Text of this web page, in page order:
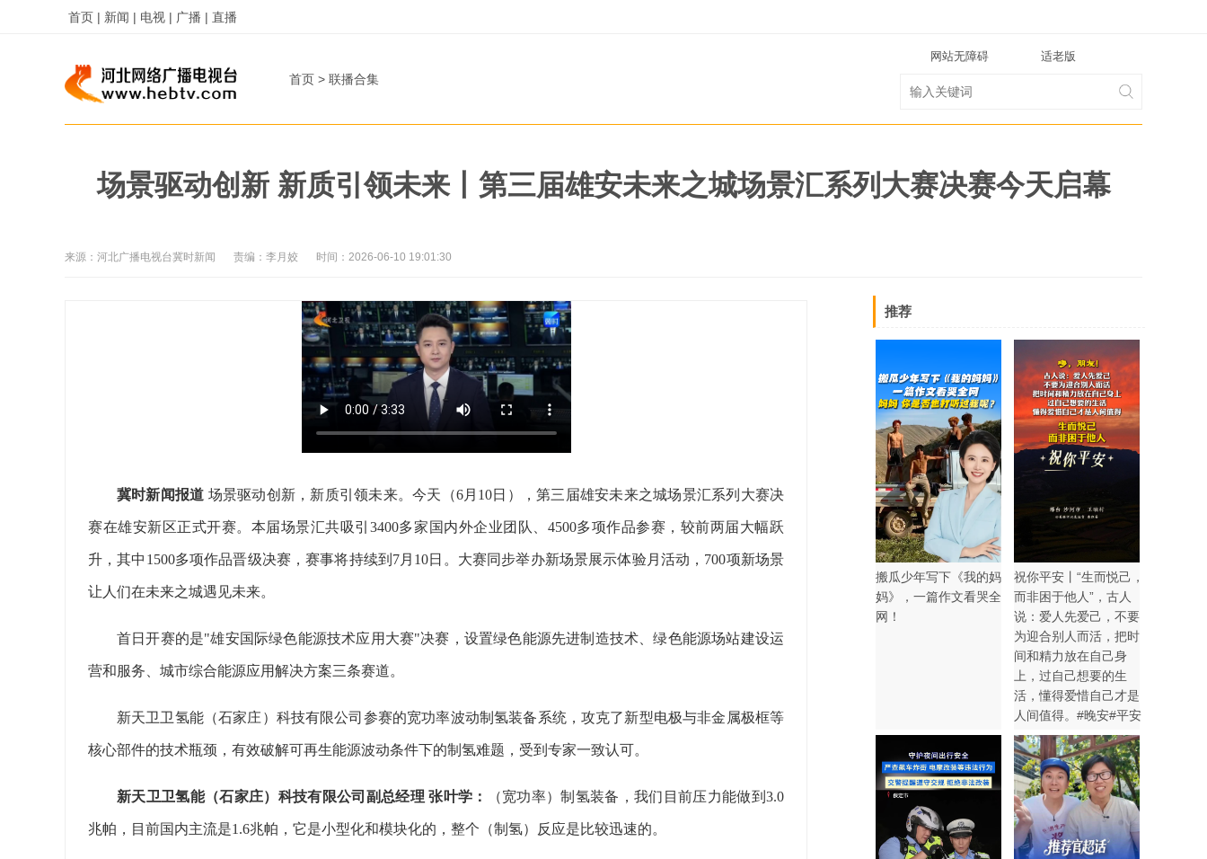
首页 | 新闻 | 电视 | 广播 | 直播
首页 > 联播合集
网站无障碍 适老版
场景驱动创新 新质引领未来丨第三届雄安未来之城场景汇系列大赛决赛今天启幕
来源： 河北广播电视台冀时新闻 责编： 李月姣 时间： 2026-06-10 19:01:30
冀时新闻报道 场景驱动创新，新质引领未来。今天（6月10日），第三届雄安未来之城场景汇系列大赛决
赛在雄安新区正式开赛。本届场景汇共吸引3400多家国内外企业团队、4500多项作品参赛，较前两届大幅跃
升，其中1500多项作品晋级决赛，赛事将持续到7月10日。大赛同步举办新场景展示体验月活动，700项新场景
让人们在未来之城遇见未来。
首日开赛的是"雄安国际绿色能源技术应用大赛"决赛，设置绿色能源先进制造技术、绿色能源场站建设运
营和服务、城市综合能源应用解决方案三条赛道。
新天卫卫氢能（石家庄）科技有限公司参赛的宽功率波动制氢装备系统，攻克了新型电极与非金属极框等
核心部件的技术瓶颈，有效破解可再生能源波动条件下的制氢难题，受到专家一致认可。
新天卫卫氢能（石家庄）科技有限公司副总经理 张叶学： （宽功率）制氢装备，我们目前压力能做到3.0
兆帕，目前国内主流是1.6兆帕，它是小型化和模块化的，整个（制氢）反应是比较迅速的。
推荐
搬瓜少年写下《我的妈
妈》，一篇作文看哭全
网！
祝你平安丨“生而悦己，
而非困于他人”，古人
说：爱人先爱己，不要
为迎合别人而活，把时
间和精力放在自己身
上，过自己想要的生
活，懂得爱惜自己才是
人间值得。#晚安#平安